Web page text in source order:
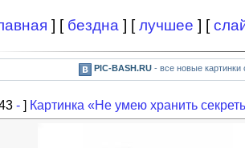
] [ бездна ] [лучшее ] [
PIC-BASH.RU- все новые картинки
- ] Картинка «Не умею хранить